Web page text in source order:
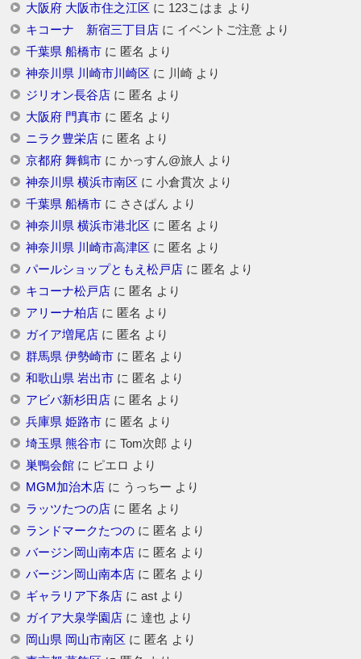
大阪府 大阪市住之江区 に 123こはま より
キコーナ 新宿三丁目店に イベントご注意より
千葉県 船橋市に 匿名 より
神奈川県 川崎市川崎区 に 川崎より
ジリオン長谷店に 匿名 より
大阪府 門真市に 匿名 より
ニラク豊栄店に 匿名 より
京都府 舞鶴市に かっすん@旅人 より
神奈川県 横浜市南区 に 小倉貫次 より
千葉県 船橋市に ささぱん より
神奈川県 横浜市港北区 に 匿名 より
神奈川県 川崎市高津区 に 匿名 より
パールショップともえ松戸店に 匿名 より
キコーナ松戸店に 匿名 より
アリーナ柏店に 匿名 より
ガイア増尾店に 匿名 より
群馬県 伊勢崎市に 匿名 より
和歌山県 岩出市に 匿名 より
アビバ新杉田店に 匿名 より
兵庫県 姫路市に 匿名 より
埼玉県 熊谷市に Tom次郎 より
巣鴨会館に ピエロ より
MGM加治木店に うっちー より
ラッツたつの店に 匿名 より
ランドマークたつのに 匿名 より
バージン岡山南本店に 匿名 より
バージン岡山南本店に 匿名 より
ギャラリア下条店に astより
ガイア大泉学園店に 達也より
岡山県 岡山市南区 に 匿名 より